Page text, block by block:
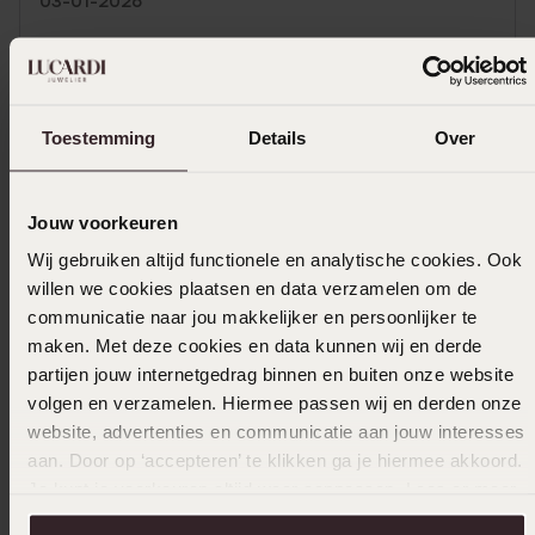
Toestemming Details Over
Jouw voorkeuren
Wij gebruiken altijd functionele en analytische cookies. Ook
willen we cookies plaatsen en data verzamelen om de
communicatie naar jou makkelijker en persoonlijker te
maken. Met deze cookies en data kunnen wij en derde
partijen jouw internetgedrag binnen en buiten onze website
volgen en verzamelen. Hiermee passen wij en derden onze
website, advertenties en communicatie aan jouw interesses
aan. Door op ‘accepteren’ te klikken ga je hiermee akkoord.
over in onscookiebeleid.
Ook leuk voor jou